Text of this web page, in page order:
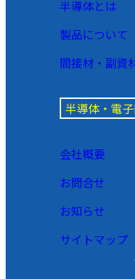
半導体とは
製品について
間接材・副資
半導体・電
会社概要
お問合せ
お知らせ
サイトマップ